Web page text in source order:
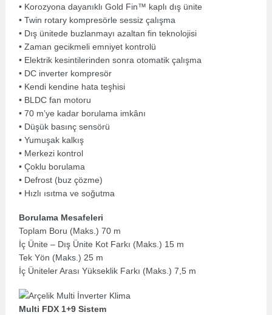
• Korozyona dayanıklı Gold Fin™ kaplı dış ünite
• Twin rotary kompresörle sessiz çalışma
• Dış ünitede buzlanmayı azaltan fin teknolojisi
• Zaman gecikmeli emniyet kontrolü
• Elektrik kesintilerinden sonra otomatik çalışma
• DC inverter kompresör
• Kendi kendine hata teşhisi
• BLDC fan motoru
• 70 m’ye kadar borulama imkânı
• Düşük basınç sensörü
• Yumuşak kalkış
• Merkezi kontrol
• Çoklu borulama
• Defrost (buz çözme)
• Hızlı ısıtma ve soğutma
Borulama Mesafeleri
Toplam Boru (Maks.) 70 m
İç Ünite – Dış Ünite Kot Farkı (Maks.) 15 m
Tek Yön (Maks.) 25 m
İç Üniteler Arası Yükseklik Farkı (Maks.) 7,5 m
Multi FDX 1+9 Sistem